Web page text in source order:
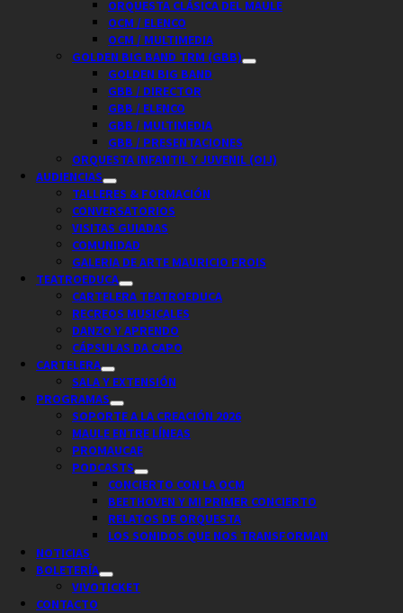
ORQUESTA CLÁSICA DEL MAULE
OCM / ELENCO
OCM / MULTIMEDIA
GOLDEN BIG BAND TRM (GBB)
GOLDEN BIG BAND
GBB / DIRECTOR
GBB / ELENCO
GBB / MULTIMEDIA
GBB / PRESENTACIONES
ORQUESTA INFANTIL Y JUVENIL (OIJ)
AUDIENCIAS
TALLERES & FORMACIÓN
CONVERSATORIOS
VISITAS GUIADAS
COMUNIDAD
GALERIA DE ARTE MAURICIO FROIS
TEATROEDUCA
CARTELERA TEATROEDUCA
RECREOS MUSICALES
DANZO Y APRENDO
CÁPSULAS DA CAPO
CARTELERA
SALA Y EXTENSIÓN
PROGRAMAS
SOPORTE A LA CREACIÓN 2026
MAULE ENTRE LÍNEAS
PROMAUCAE
PODCASTS
CONCIERTO CON LA OCM
BEETHOVEN Y MI PRIMER CONCIERTO
RELATOS DE ORQUESTA
LOS SONIDOS QUE NOS TRANSFORMAN
NOTICIAS
BOLETERÍA
VIVOTICKET
CONTACTO